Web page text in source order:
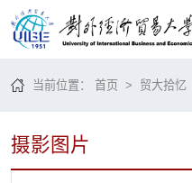
当前位置：首页 > 贸大拾忆
摄影图片